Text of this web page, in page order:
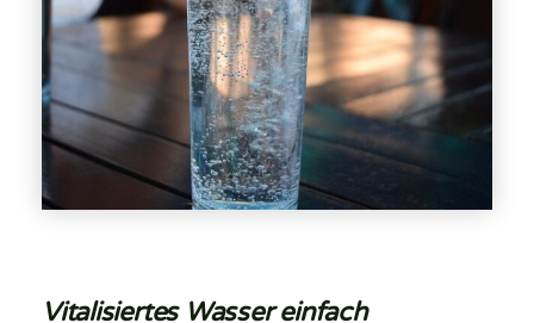
Vitalisiertes Wasser einfach